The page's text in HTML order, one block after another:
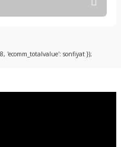
siz yapın!
'ecomm_totalvalue': sonfiyat });